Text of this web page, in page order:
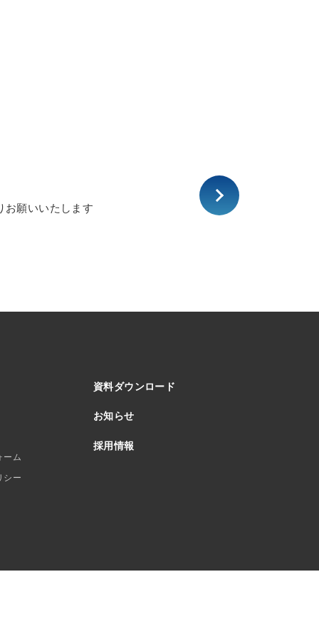
お願いいたします
ーム
シー
資料ダウンロード
お知らせ
採用情報